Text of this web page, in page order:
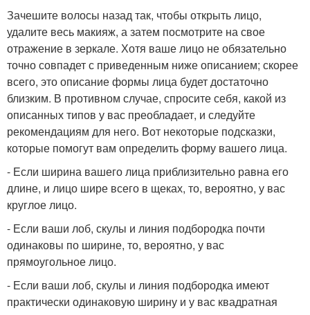
Зачешите волосы назад так, чтобы открыть лицо,
удалите весь макияж, а затем посмотрите на свое
отражение в зеркале. Хотя ваше лицо не обязательно
точно совпадет с приведенным ниже описанием; скорее
всего, это описание формы лица будет достаточно
близким. В противном случае, спросите себя, какой из
описанных типов у вас преобладает, и следуйте
рекомендациям для него. Вот некоторые подсказки,
которые помогут вам определить форму вашего лица.
- Если ширина вашего лица приблизительно равна его
длине, и лицо шире всего в щеках, то, вероятно, у вас
круглое лицо.
- Если ваши лоб, скулы и линия подбородка почти
одинаковы по ширине, то, вероятно, у вас
прямоугольное лицо.
- Если ваши лоб, скулы и линия подбородка имеют
практически одинаковую ширину и у вас квадратная